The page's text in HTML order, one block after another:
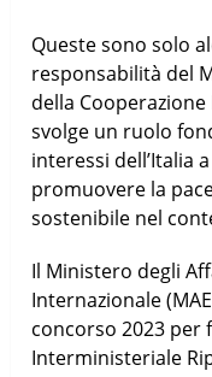
Queste sono solo
responsabilità del
della Cooperazione
svolge un ruolo
interessi dell’Italia
promuovere la
sostenibile nel
Il Ministero degli
Internazionale
concorso 2023 per
Interministeriale